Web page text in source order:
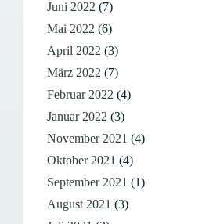
Juni 2022 (7)
Mai 2022 (6)
April 2022 (3)
März 2022 (7)
Februar 2022 (4)
Januar 2022 (3)
November 2021 (4)
Oktober 2021 (4)
September 2021 (1)
August 2021 (3)